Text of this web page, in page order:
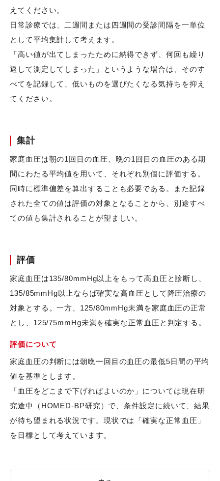
えてください。
日常診療では、二週間または四週間の受診間隔を一単位
として平均集計して考えます。
「高い値が出てしまったために納得できず、何回も繰り
返して測定してしまった」というような場合は、そのす
べてを記録して、低いものを選びたくなる気持ちを抑え
てください。
集計
家庭血圧は朝の1回目の血圧、晩の1回目の血圧のある期
間にわたる平均値を用いて、それぞれ別個に評価する。
同時に標準偏差を算出することも必要である。また記録
された全ての値は評価の対象となることから、別途すべ
ての値も集計されることが望ましい。
評価
家庭血圧は135/80mmHg以上をもって高血圧と診断し、
135/85mmHg以上ならば確実な高血圧として降圧治療の
対象とする。一方、125/80mmHg未満を家庭血圧の正常
とし、125/75mmHg未満を確実な正常血圧と判定する。
評価について
家庭血圧の判断には朝晩一回目の血圧の最低5日間の平均
値を基準とします。
「血圧をどこまで下げればよいのか」については現在研
究途中（HOMED-BP研究）で、条件設定に続いて、結果
が待ち望まれる状況です。現状では「確実な正常血圧」
を目標として考えています。